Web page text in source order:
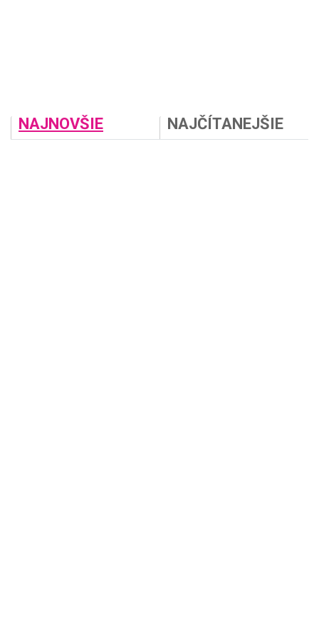
NAJNOVŠIE NAJČÍTANEJŠIE